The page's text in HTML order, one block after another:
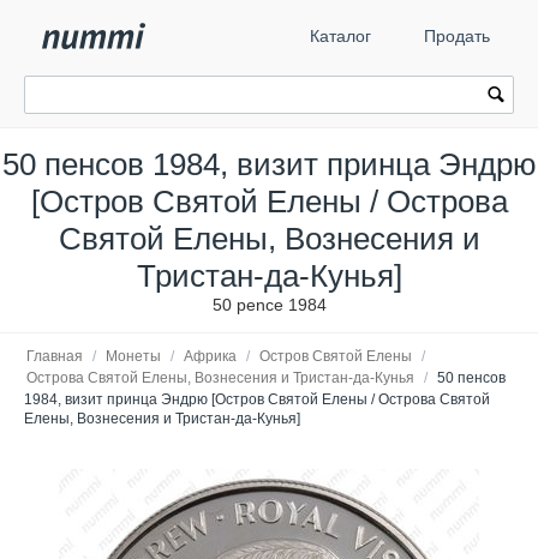
Каталог Продать
50 пенсов 1984, визит принца Эндрю
[Остров Святой Елены / Острова
Святой Елены, Вознесения и
Тристан-да-Кунья]
50 pence 1984
Главная / Монеты / Африка / Остров Святой Елены
/
Острова Святой Елены, Вознесения и Тристан-да-Кунья
/ 50 пенсов
1984, визит принца Эндрю [Остров Святой Елены / Острова Святой
Елены, Вознесения и Тристан-да-Кунья]